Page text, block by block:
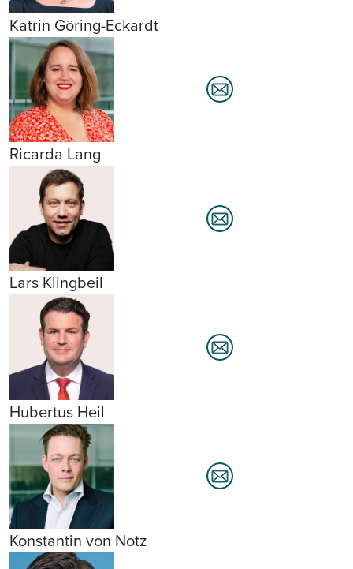
Katrin Göring-Eckardt
Ricarda Lang
Lars Klingbeil
Hubertus Heil
Konstantin von Notz